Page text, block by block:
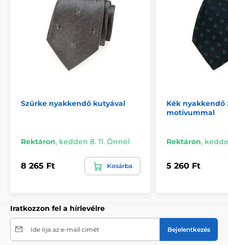
Szürke nyakkendő kutyával
Rektáron, kedden 8. 11. Önnél
8 265 Ft Kosárba
Kék nyakkendő
motívummal
Rektáron,
5 260 Ft
Iratkozzon fel a hírlevélre
Ide írja az e-mail címét Bejelentkezés